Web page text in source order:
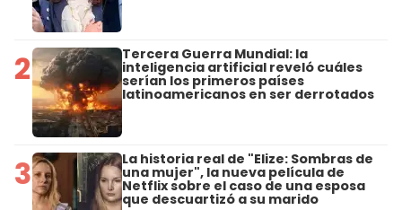
2 Tercera Guerra Mundial: la
inteligencia artificial reveló cuáles
serían los primeros países
latinoamericanos en ser derrotados
3 La historia real de "Elize: Sombras de
una mujer", la nueva película de
Netflix sobre el caso de una esposa
que descuartizó a su marido